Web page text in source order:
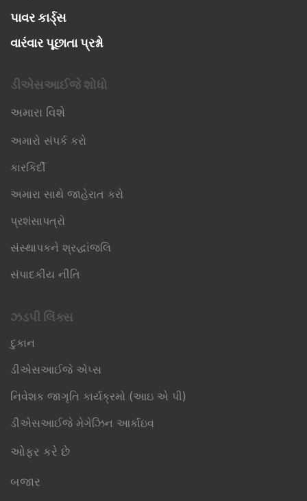
પાવર કાર્ડ્સ
વારંવાર પૂછાતા પ્રશ્નો
ડીએસઆઈજે શોધો
અમારા વિશે
અમારો સંપર્ક કરો
કારકિર્દી
અમારા સાથે જાહેરાત કરો
પ્રશંસાપત્રો
સંસ્થાપકને શ્રદ્ધાંજલિ
સંપાદકીય નીતિ
ઝડપી લિંક્સ​
દુકાન
ડીએસઆઈજે એપ્સ
નિવેશક જાગૃતિ કાર્યક્રમો (આઇ એ પી)
ડીએસઆઈજે મેગેઝિન આર્કાઇવ
ઓફર કરે છે
બજાર